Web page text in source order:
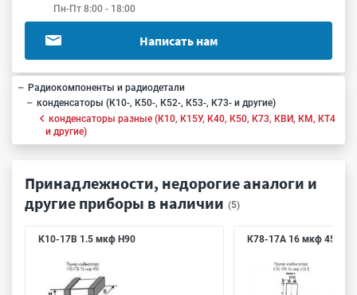
Пн-Пт 8:00 - 18:00
Написать нам
Радиокомпоненты и радиодетали
конденсаторы (К10-, К50-, К52-, К53-, К73- и другие)
конденсаторы разные (К10, К15У, К40, К50, К73, КВИ, КМ, КТ4
и другие)
Принадлежности, недорогие аналоги и
другие приборы в наличии (5)
К10-17В 1.5 мкф Н90 К78-17А 16 мкф 450 в